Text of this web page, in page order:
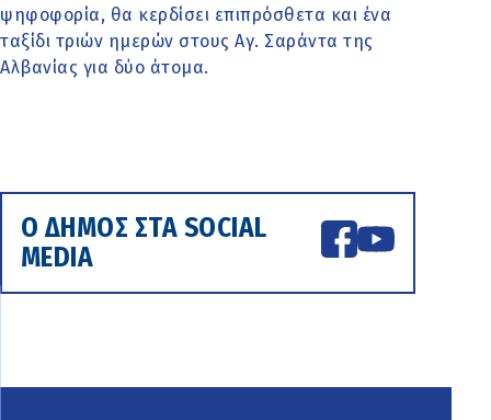
ψηφοφορία, θα κερδίσει επιπρόσθετα και ένα
ταξίδι τριών ημερών στους Αγ. Σαράντα της
Αλβανίας για δύο άτομα.
Ο ΔΗΜΟΣ ΣΤΑ SOCIAL
MEDIA